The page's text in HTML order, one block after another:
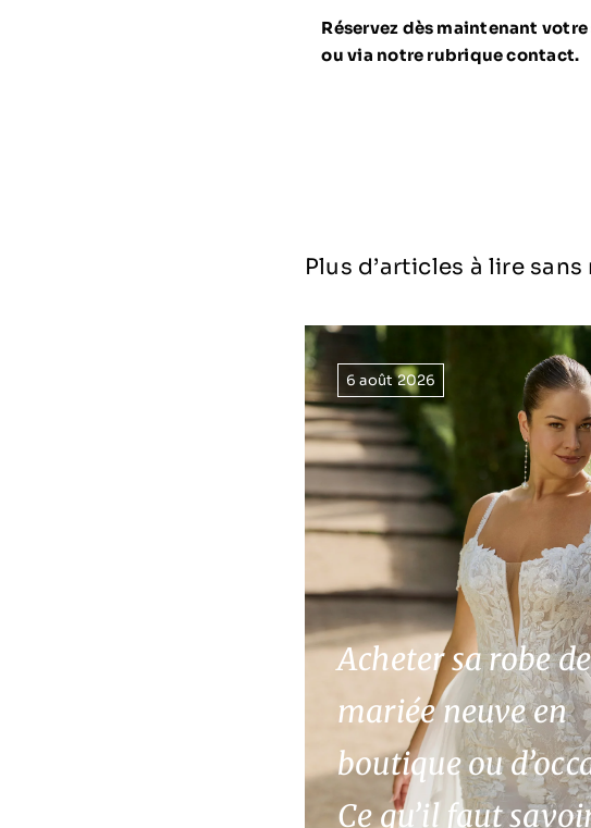
Réservez dès maintenant
ou via notre rubrique contact.
Plus d’articles à lire
6 août 2026
Acheter sa robe de
mariée neuve en
boutique ou
Ce qu’il faut